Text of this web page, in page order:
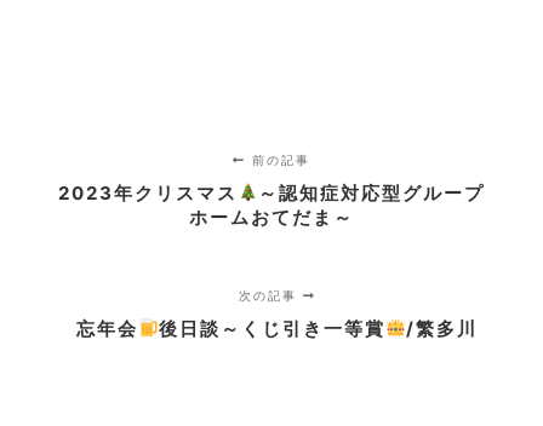
前の記事
2023年クリスマス
～認知症対応型グループ
ホームおてだま～
次の記事
忘年会 後日談～くじ引き一等賞 /繁多川